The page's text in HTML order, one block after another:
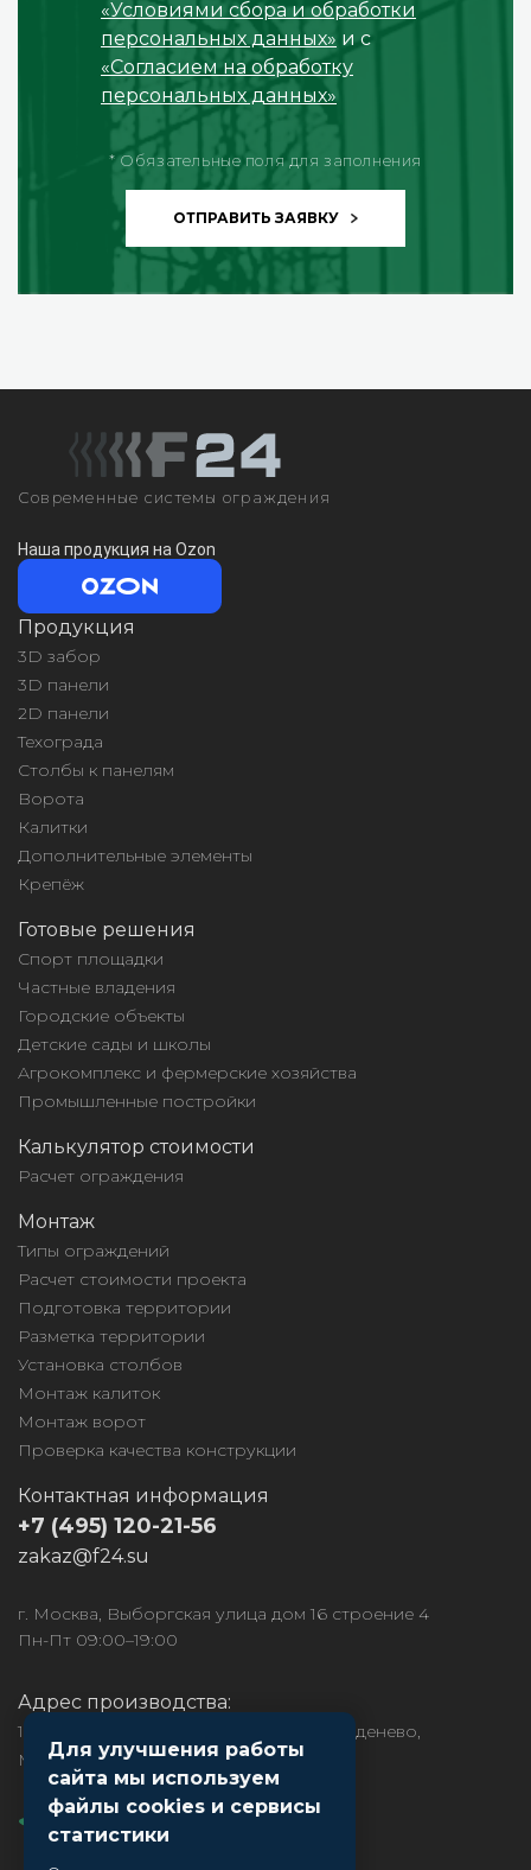
«Условиями сбора и обработки
персональных данных» и с
«Согласием на обработку
персональных данных»
* Обязательные поля для заполнения
ОТПРАВИТЬ ЗАЯВКУ
Современные системы ограждения
Наша продукция на Ozon
Продукция
3D забор
3D панели
2D панели
Техограда
Столбы к панелям
Ворота
Калитки
Дополнительные элементы
Крепёж
Готовые решения
Спорт площадки
Частные владения
Городские объекты
Детские сады и школы
Агрокомплекс и фермерские хозяйства
Промышленные постройки
Калькулятор стоимости
Расчет ограждения
Монтаж
Типы ограждений
Расчет стоимости проекта
Подготовка территории
Разметка территории
Установка столбов
Монтаж калиток
Монтаж ворот
Проверка качества конструкции
Контактная информация
+7 (495) 120-21-56
zakaz@f24.su
г. Москва, Выборгская улица дом 16 строение 4
Пн-Пт 09:00–19:00
Адрес производства:
141850, МО, Дмитровский район, рп. Деденево,
Московское ш., д.1
Для улучшения работы
сайта мы используем
файлы cookies и сервисы
статистики